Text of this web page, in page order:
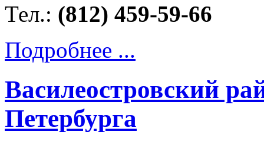
Тел.: (812) 459-59-66
Подробнее ...
Василеостровский
Петербурга